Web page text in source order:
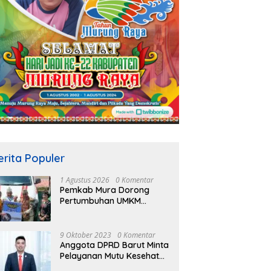
Populer
1 Agustus 2026 0 Komentar
Pemkab Mura Dorong
Pertumbuhan UMKM
9 Oktober 2023 0 Komentar
Anggota DPRD Barut Minta
Pelayanan Mutu Kesehatan